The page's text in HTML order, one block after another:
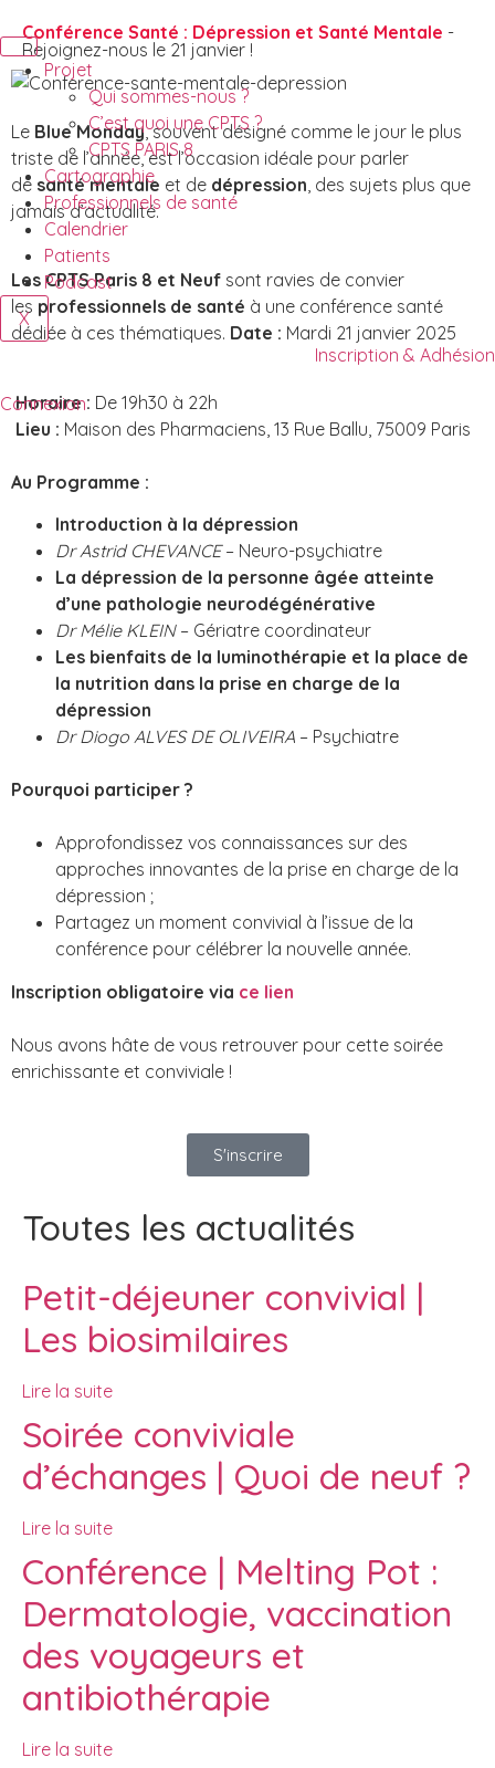
Projet
Qui sommes-nous ?
C’est quoi une CPTS ?
CPTS PARIS 8
Cartographie
Professionnels de santé
Calendrier
Patients
Podcast
X
Inscription & Adhésion
Connexion
Conférence Santé : Dépression et Santé Mentale -
Rejoignez-nous le 21 janvier !
Le Blue Monday, souvent désigné comme le jour le plus
triste de l’année, est l’occasion idéale pour parler
de santé mentale et de dépression, des sujets plus que
jamais d’actualité.
Les CPTS Paris 8 et Neuf sont ravies de convier
les professionnels de santé à une conférence santé
dédiée à ces thématiques. Date : Mardi 21 janvier 2025
Horaire : De 19h30 à 22h
Lieu : Maison des Pharmaciens, 13 Rue Ballu, 75009 Paris
Au Programme :
Introduction à la dépression
Dr Astrid CHEVANCE– Neuro-psychiatre
La dépression de la personne âgée atteinte
d’une pathologie neurodégénérative
Dr Mélie KLEIN– Gériatre coordinateur
Les bienfaits de la luminothérapie et la place de
la nutrition dans la prise en charge de la
dépression
Dr Diogo ALVES DE OLIVEIRA – Psychiatre
Pourquoi participer ?
Approfondissez vos connaissances sur des
approches innovantes de la prise en charge de la
dépression ;
Partagez un moment convivial à l’issue de la
conférence pour célébrer la nouvelle année.
Inscription obligatoire via ce lien
Nous avons hâte de vous retrouver pour cette soirée
enrichissante et conviviale !
S'inscrire
Toutes les actualités
Petit-déjeuner convivial |
Les biosimilaires
Lire la suite
Soirée conviviale
d’échanges | Quoi de neuf ?
Lire la suite
Conférence | Melting Pot :
Dermatologie, vaccination
des voyageurs et
antibiothérapie
Lire la suite